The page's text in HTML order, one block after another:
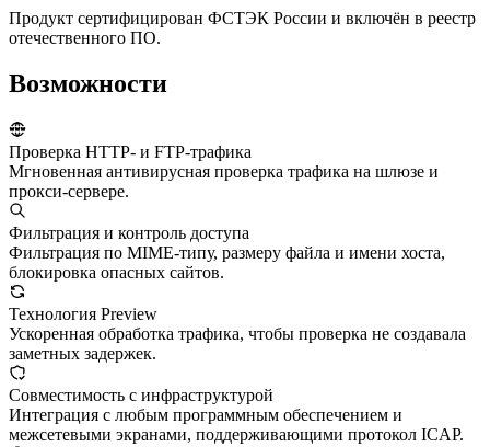
Продукт сертифицирован ФСТЭК России и включён в реестр
отечественного ПО.
Возможности
Проверка HTTP- и FTP-трафика
Мгновенная антивирусная проверка трафика на шлюзе и
прокси-сервере.
Фильтрация и контроль доступа
Фильтрация по MIME-типу, размеру файла и имени хоста,
блокировка опасных сайтов.
Технология Preview
Ускоренная обработка трафика, чтобы проверка не создавала
заметных задержек.
Совместимость с инфраструктурой
Интеграция с любым программным обеспечением и
межсетевыми экранами, поддерживающими протокол ICAP.